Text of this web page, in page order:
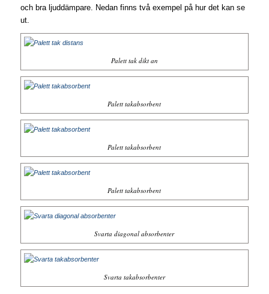
och bra ljuddämpare. Nedan finns två exempel på hur det kan se
ut.
Palett tak dikt an
Palett takabsorbent
Palett takabsorbent
Palett takabsorbent
Svarta diagonal absorbenter
Svarta takabsorbenter